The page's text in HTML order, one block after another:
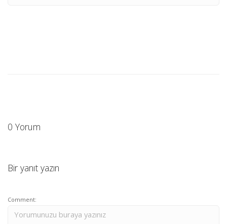
0 Yorum
Bir yanıt yazın
Comment: